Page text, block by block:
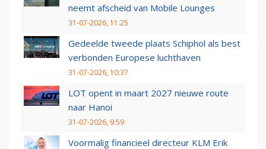
neemt afscheid van Mobile Lounges
31-07-2026, 11:25
Gedeelde tweede plaats Schiphol als best
verbonden Europese luchthaven
31-07-2026, 10:37
LOT opent in maart 2027 nieuwe route
naar Hanoi
31-07-2026, 9:59
Voormalig financieel directeur KLM Erik